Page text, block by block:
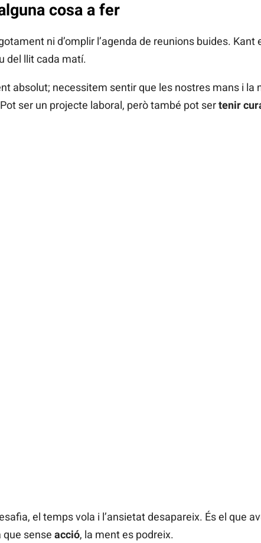
cosa a fer
ni d’omplir l’agenda de reunions buides. Kant
del llit cada matí.
absolut; necessitem sentir que les nostres mans i la
ser un projecte laboral, però també pot sertenir
el temps vola i l’ansietat desapareix. És el que
que sense acció, la ment es podreix.